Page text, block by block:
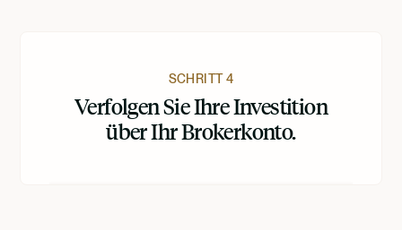
SCHRITT 4
Verfolgen Sie Ihre Investition
über Ihr Brokerkonto.